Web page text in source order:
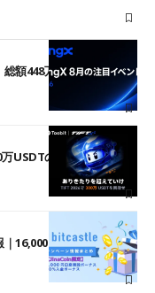
額448万USDT超のAIバ
USDTのレースとして復
16,000円口座開設ボーナ